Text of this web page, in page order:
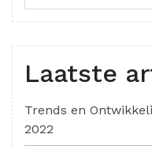
Laatste
Trends en
2022